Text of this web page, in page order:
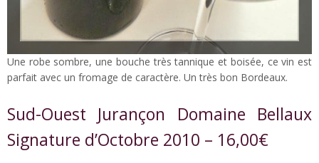
Une robe sombre, une bouche très tannique et boisée, ce vin est
parfait avec un fromage de caractère. Un très bon Bordeaux.
Sud-Ouest Jurançon Domaine Bellaux
Signature d’Octobre 2010 – 16,00€